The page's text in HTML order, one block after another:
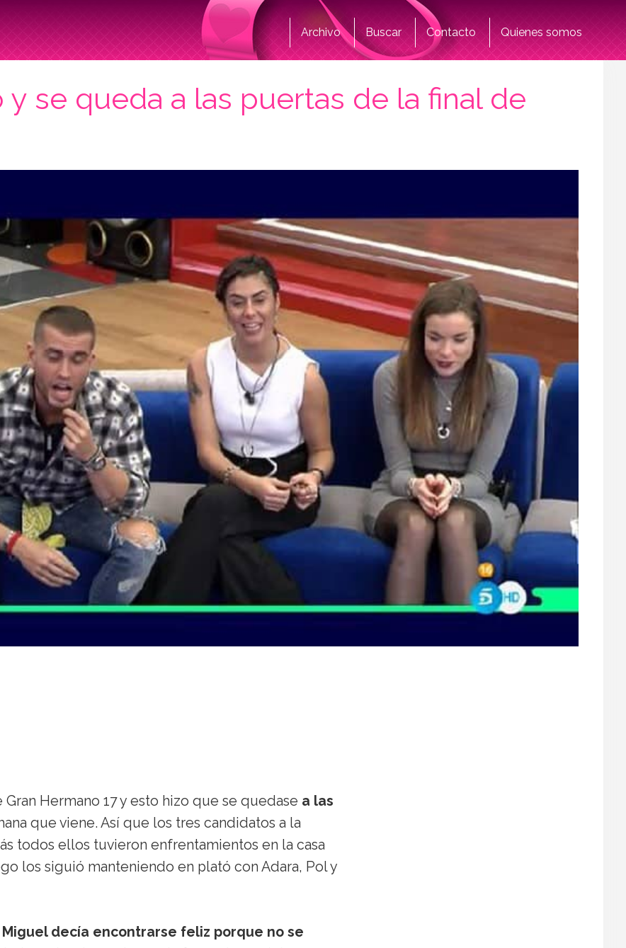
Archivo Buscar Contacto Quienes somos
se queda a las puertas de la final de
Hermano 17 y esto hizo que se quedase a las
que viene. Así que los tres candidatos a la
todos ellos tuvieron enfrentamientos en la casa
los siguió manteniendo en plató con Adara, Pol y
Miguel decía encontrarse feliz porque no se